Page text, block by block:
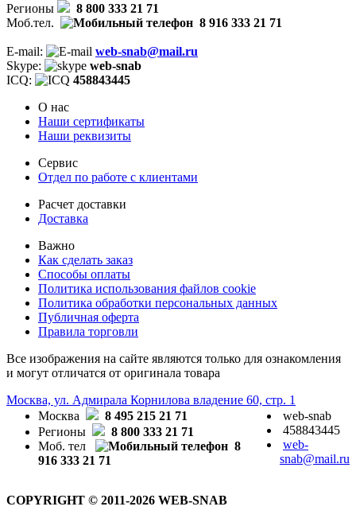
Регионы
8 800 333 21 71
Моб.тел.
8 916 333 21 71
E-mail:
web-snab@mail.ru
Skype:
web-snab
ICQ:
458843445
О нас
Наши сертификаты
Наши реквизиты
Сервис
Отдел по работе с клиентами
Расчет доставки
Доставка
Важно
Как сделать заказ
Способы оплаты
Политика использования файлов cookie
Политика обработки персональных данных
Публичная оферта
Правила торговли
Все изображения на сайте являются только для ознакомления
и могут отличатся от оригинала товара
Москва, ул. Адмирала Корнилова владение 60, стр. 1
Москва
8 495 215 21 71
Регионы
8 800 333 21 71
Моб. тел
8
916 333 21 71
web-snab
458843445
web-
snab@mail.ru
COPYRIGHT © 2011-2026 WEB-SNAB